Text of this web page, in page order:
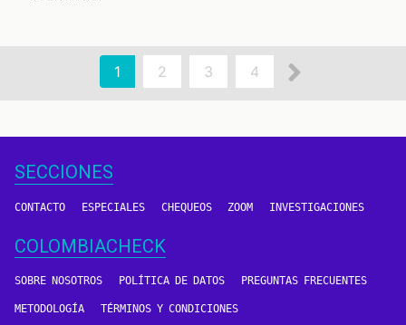
Página
actual
1 Page
2 Page
3 Page
4
SECCIONES
CONTACTO ESPECIALES CHEQUEOS ZOOM INVESTIGACIONES
COLOMBIACHECK
SOBRE NOSOTROS POLÍTICA DE DATOS PREGUNTAS FRECUENTES
METODOLOGÍA TÉRMINOS Y CONDICIONES